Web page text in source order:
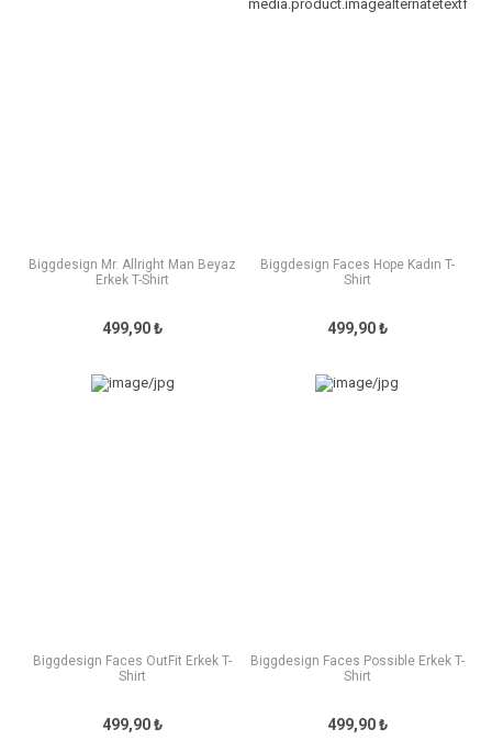
Biggdesign Mr. Allright Man Beyaz
Erkek T-Shirt
499,90 ₺
Biggdesign Faces Hope Kadın T-
Shirt
499,90 ₺
Biggdesign Faces OutFit Erkek T-
Shirt
499,90 ₺
Biggdesign Faces Possible Erkek T-
Shirt
499,90 ₺